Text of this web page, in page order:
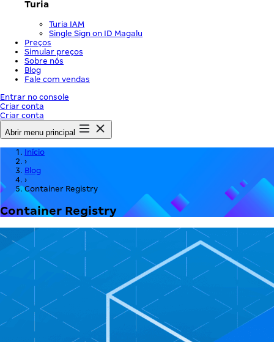
Turia
Turia IAM
Single Sign on ID Magalu
Preços
Simular preços
Sobre nós
Blog
Fale com vendas
Entrar no console
Criar conta
Criar conta
Abrir menu principal
Início
›
Blog
›
Container Registry
Container Registry